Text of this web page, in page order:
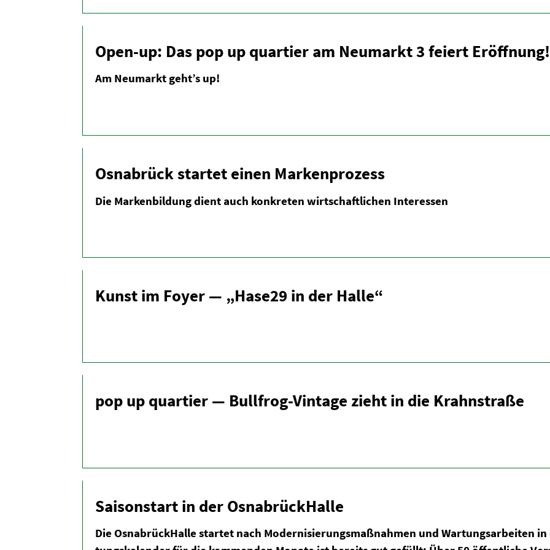
Open-up: Das pop up quartier am Neumarkt 3 feiert Eröffnung!
Am Neumarkt geht’s up!
Osnabrück startet einen Marken­prozess
Die Marken­bildung dient auch konkreten wirtschaft­lichen Inter­essen
Kunst im Foyer — „Hase29 in der Halle“
pop up quartier — Bullfrog-Vintage zieht in die Krahn­straße
Saison­start in der Osnabrück­Halle
Die Osnabrück­Halle startet nach Moder­ni­sie­rungs­maß­nahmen und Wartungs­ar­beiten